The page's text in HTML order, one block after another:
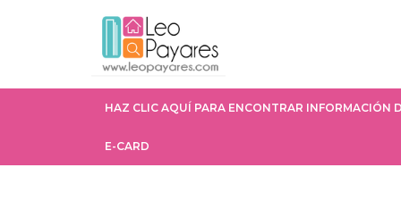
HAZ CLIC AQUÍ PARA ENCONTRAR INFORMACIÓN
E-CARD